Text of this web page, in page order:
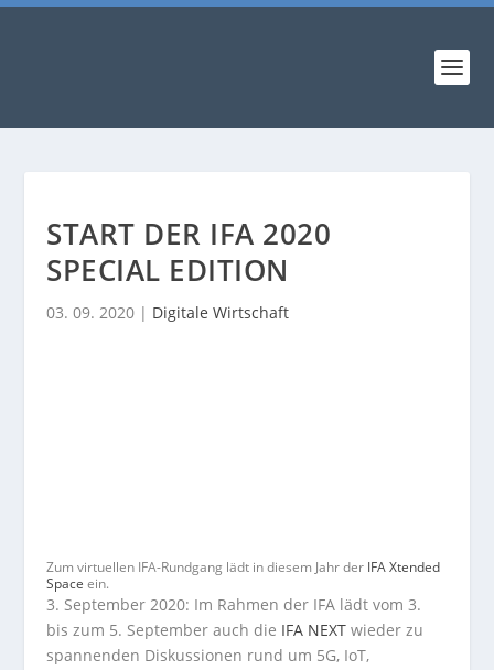
START DER IFA 2020
SPECIAL EDITION
03. 09. 2020 | Digitale Wirtschaft
Zum virtuellen IFA-Rundgang lädt in diesem Jahr der IFA Xtended
Space ein.
3. September 2020: Im Rahmen der IFA lädt vom 3.
bis zum 5. September auch die IFA NEXT wieder zu
spannenden Diskussionen rund um 5G, IoT,